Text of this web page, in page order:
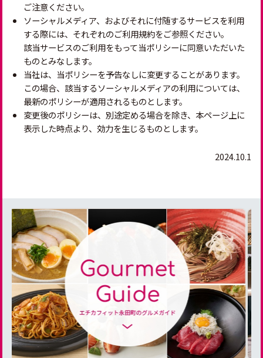
ご注意ください。
ソーシャルメディア、およびそれに付随するサービスを利用
する際には、それぞれのご利用規約をご参照ください。
該当サービスのご利用をもって当ポリシーに同意いただいた
ものとみなします。
当社は、当ポリシーを予告なしに変更することがあります。
この場合、該当するソーシャルメディアの利用については、
最新のポリシーが適用されるものとします。
変更後のポリシーは、別途定める場合を除き、本ページ上に
表示した時点より、効力を生じるものとします。
2024.10.1